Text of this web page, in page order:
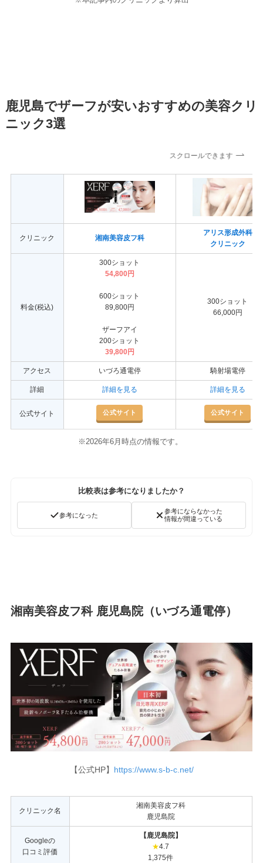
鹿児島でザーフが安いおすすめの美容クリ
ニック3選
スクロールできます
クリニック 湘南美容皮フ科
アリス形成外科
クリニック
料金(税込)
300ショット
54,800円
600ショット
89,800円
ザーフアイ
200ショット
39,800円
300ショット
66,000円
アクセス いづろ通電停 騎射場電停
詳細 詳細を見る 詳細を見る
公式サイト 公式サイト 公式サイト
※2026年6月時点の情報です。
比較表は参考になりましたか？
参考になった
参考にならなかった
情報が間違っている
湘南美容皮フ科 鹿児島院（いづろ通電停）
【公式HP】 https://www.s-b-c.net/
クリニック名
湘南美容皮フ科
鹿児島院
Googleの
口コミ評価
【鹿児島院】
★4.7
1,375件